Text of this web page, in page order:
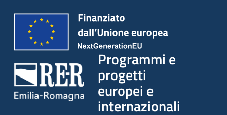
Programmi e
progetti
europei e
internazionali